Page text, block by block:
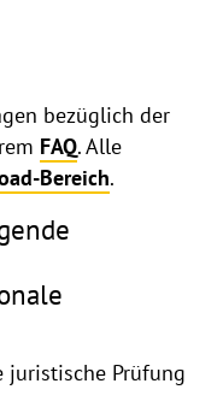
bezüglich der
FAQ. Alle
Bereich.
juristische Prüfung